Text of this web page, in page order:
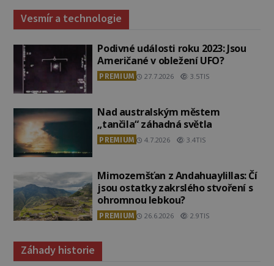
Vesmír a technologie
Podivné události roku 2023: Jsou
Američané v obležení UFO?
PREMIUM 27.7.2026 3.5TIS
Nad australským městem
„tančila“ záhadná světla
PREMIUM 4.7.2026 3.4TIS
Mimozemšťan z Andahuaylillas: Čí
jsou ostatky zakrslého stvoření s
ohromnou lebkou?
PREMIUM 26.6.2026 2.9TIS
Záhady historie